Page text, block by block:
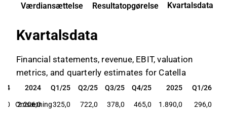
Værdiansættelse Resultatopgørelse Kvartalsdata
Kvartalsdata
Financial statements, revenue, EBIT, valuation
metrics, and quarterly estimates for Catella
24 2024 Q1/25 Q2/25 Q3/25 Q4/25 2025 Q1/26
24 2024 Q1/25 Q2/25 Q3/25 Q4/25 2025 Q1/26
Omsætning
2.206,0 325,0 722,0 378,0 465,0 1.890,0 296,0